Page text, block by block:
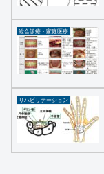
総合診療・家庭医療
リハビリテーション